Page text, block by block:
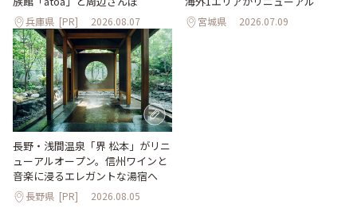
兵庫県 [PR] 2026.08.07 宮城県 2026.07.09
長野・浅間温泉「界 松本」がリニ
ューアルオープン。信州ワインと
音楽に浸るエレガントな湯宿へ
長野県 [PR] 2026.08.05